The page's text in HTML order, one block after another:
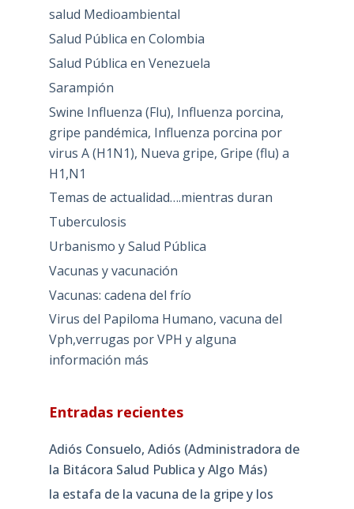
salud Medioambiental
Salud Pública en Colombia
Salud Pública en Venezuela
Sarampión
Swine Influenza (Flu), Influenza porcina,
gripe pandémica, Influenza porcina por
virus A (H1N1), Nueva gripe, Gripe (flu) a
H1,N1
Temas de actualidad….mientras duran
Tuberculosis
Urbanismo y Salud Pública
Vacunas y vacunación
Vacunas: cadena del frío
Virus del Papiloma Humano, vacuna del
Vph,verrugas por VPH y alguna
información más
Entradas recientes
Adiós Consuelo, Adiós (Administradora de
la Bitácora Salud Publica y Algo Más)
la estafa de la vacuna de la gripe y los